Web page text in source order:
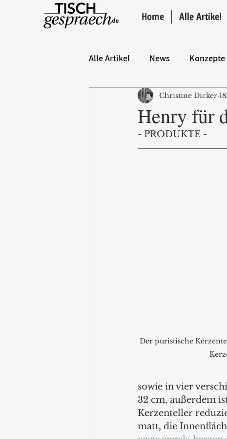
Home Alle Artikel
Alle Artikel News Konzepte
Hintergrund ANZEIGE
Henry für
Christine Dicker
- PRODUKTE -
Der puristische
sowie in vier
32 cm, außerdem
Kerzenteller
matt, die